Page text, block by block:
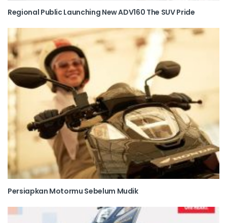
Regional Public Launching New ADV160 The SUV Pride
Persiapkan Motormu Sebelum Mudik